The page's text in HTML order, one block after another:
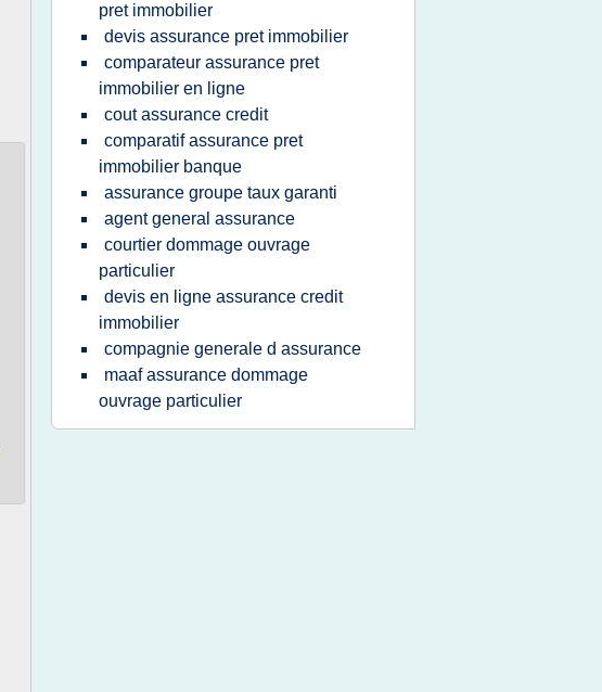
pret immobilier
devis assurance pret immobilier
comparateur assurance pret
immobilier en ligne
cout assurance credit
comparatif assurance pret
immobilier banque
assurance groupe taux garanti
agent general assurance
courtier dommage ouvrage
particulier
devis en ligne assurance credit
immobilier
compagnie generale d assurance
maaf assurance dommage
ouvrage particulier